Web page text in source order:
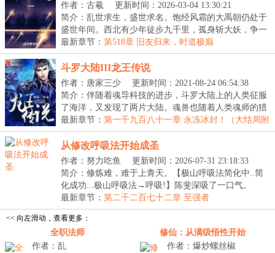
作者：古羲
更新时间：2026-03-04 13:30:21
简介：乱世求生，盛世求名。饱经风霜的大禹朝仍处于
盛世年间。西北有少年徒步九千里，孤身斩大妖，争一
世...
最新章节： 第518章 旧友归来，时道极巅
斗罗大陆III龙王传说
作者：唐家三少
更新时间：2021-08-24 06:54:38
简介：伴随着魂导科技的进步，斗罗大陆上的人类征服
了海洋，又发现了两片大陆。魂兽也随着人类魂师的猎
杀...
最新章节： 第一千九百八十一章 永冻冰封！（大结局附
后记）
从修改呼吸法开始成圣
作者：努力吃鱼
更新时间：2026-07-31 23:18:33
简介：修炼难，难于上青天。【极山呼吸法简化中..简
化成功...极山呼吸法→呼吸!】陈斐深吸了一口气。
【极...
最新章节： 第二千二百七十二章 至强者
<< 向左滑动，查看更多：
全职法师
作者：乱
修仙：从满级悟性开始
作者：爆炒螺丝椒